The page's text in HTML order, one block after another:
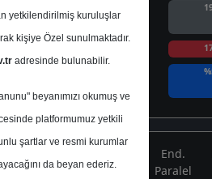
Ortalama Fiyat
Tahmini
Potansiyeli
End.
Paralel
yetkilendirilmiş kuruluşlar
kişiye Özel sunulmaktadır.
adresinde bulunabilir.
beyanımızı okumuş ve
platformumuz yetkili
şartlar ve resmi kurumlar
da beyan ederiz.